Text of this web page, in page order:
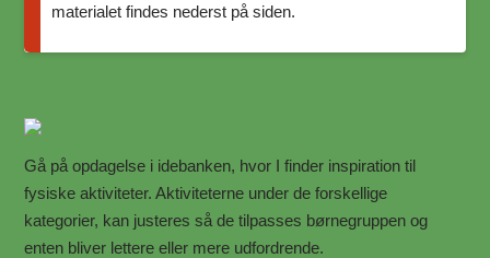
materialet findes nederst på siden.
Gå på opdagelse i idebanken, hvor I finder inspiration til
fysiske aktiviteter.Aktiviteterne under de forskellige
kategorier, kan justeres så de tilpasses børnegruppen og
enten bliver lettere eller mere udfordrende.